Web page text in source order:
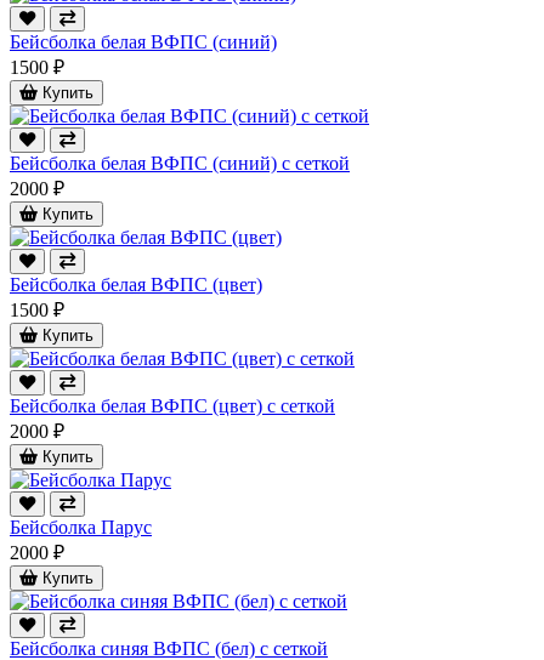
Бейсболка белая ВФПС (синий)
1500 ₽
Купить
Бейсболка белая ВФПС (синий) с сеткой
2000 ₽
Купить
Бейсболка белая ВФПС (цвет)
1500 ₽
Купить
Бейсболка белая ВФПС (цвет) с сеткой
2000 ₽
Купить
Бейсболка Парус
2000 ₽
Купить
Бейсболка синяя ВФПС (бел) с сеткой